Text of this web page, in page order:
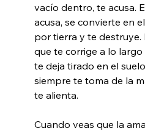
vacío dentro, te acusa.
acusa, se convierte en
por tierra y te destruye.
que te corrige a lo
te deja tirado en el
siempre te toma de la
te alienta.
Cuando veas que la